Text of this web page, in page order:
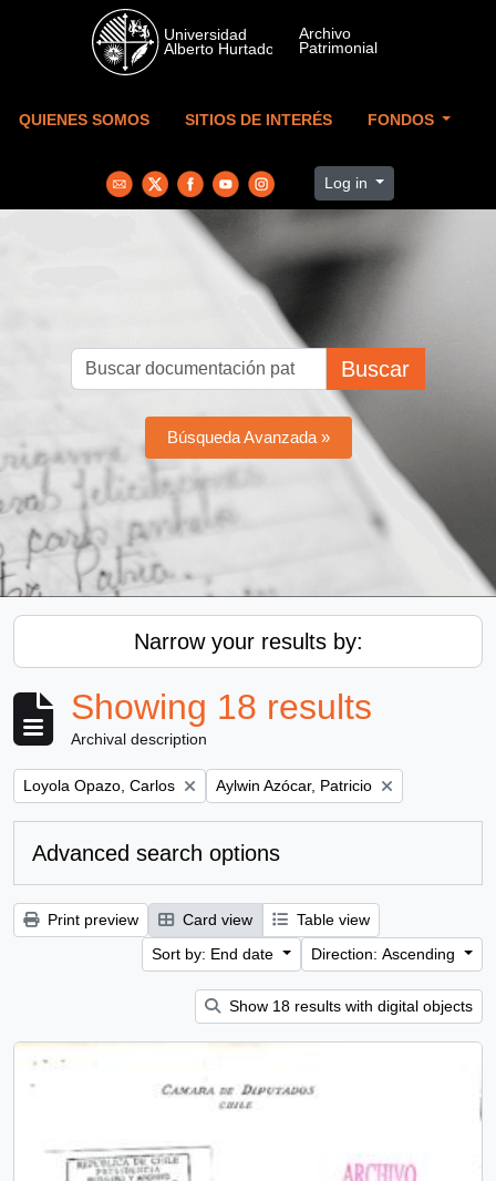
Skip to main content
QUIENES SOMOS SITIOS DE INTERÉS FONDOS
Log in
Buscar
Búsqueda Avanzada »
Narrow your results by:
Showing 18 results
Archival description
Remove filter:
Loyola Opazo, Carlos Remove filter:
Aylwin Azócar, Patricio
Advanced search options
Print preview Card view
Table view
Sort by: End date
Direction: Ascending
Show 18 results with digital objects